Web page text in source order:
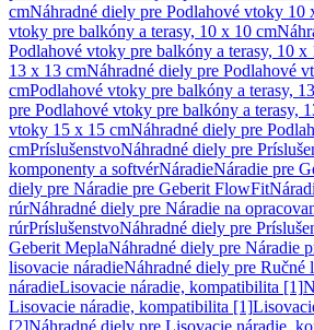
cmNáhradné diely pre Podlahové vtoky 10
vtoky pre balkóny a terasy, 10 x 10 cm
Podlahové vtoky pre balkóny a terasy, 10 x
13 x 13 cmNáhradné diely pre Podlahové
cmPodlahové vtoky pre balkóny a terasy,
pre Podlahové vtoky pre balkóny a terasy,
vtoky 15 x 15 cmNáhradné diely pre
cmPríslušenstvoNáhradné diely pre
komponenty a softvérNáradieNáradie pre
diely pre Náradie pre Geberit FlowFit
rúrNáhradné diely pre Náradie na
rúrPríslušenstvoNáhradné diely pre
Geberit MeplaNáhradné diely pre Náradie
lisovacie náradieNáhradné diely pre Ručné
náradieLisovacie náradie, kompatibilita [1]
Lisovacie náradie, kompatibilita [1]
[2]Náhradné diely pre Lisovacie náradie,